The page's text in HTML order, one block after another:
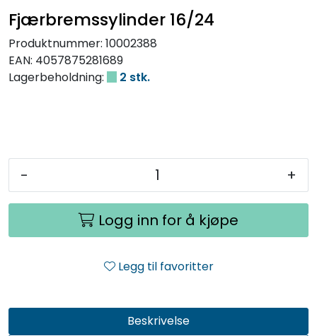
Fjærbremssylinder 16/24
Produktnummer: 10002388
EAN: 4057875281689
Lagerbeholdning:
2 stk.
- +
Logg inn for å kjøpe
Legg til favoritter
Beskrivelse